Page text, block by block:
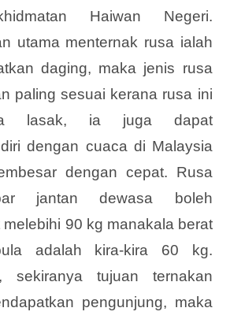
Haiwan Negeri.
utama menternak rusa ialah
daging, maka jenis rusa
paling sesuai kerana rusa ini
lasak, ia juga dapat
dengan cuaca di Malaysia
dengan cepat. Rusa
jantan dewasa boleh
90 kg manakala berat
adalah kira-kira 60 kg.
sekiranya tujuan ternakan
pengunjung, maka